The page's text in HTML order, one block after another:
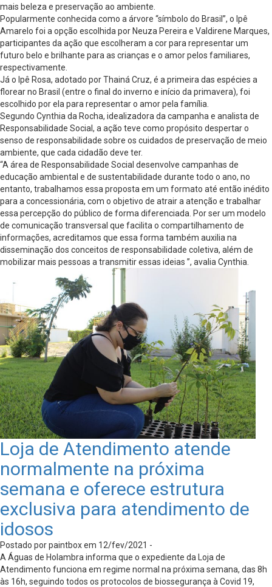
mais beleza e preservação ao ambiente.
Popularmente conhecida como a árvore “símbolo do Brasil”, o Ipê
Amarelo foi a opção escolhida por Neuza Pereira e Valdirene Marques,
participantes da ação que escolheram a cor para representar um
futuro belo e brilhante para as crianças e o amor pelos familiares,
respectivamente.
Já o Ipê Rosa, adotado por Thainá Cruz, é a primeira das espécies a
florear no Brasil (entre o final do inverno e início da primavera), foi
escolhido por ela para representar o amor pela família.
Segundo Cynthia da Rocha, idealizadora da campanha e analista de
Responsabilidade Social, a ação teve como propósito despertar o
senso de responsabilidade sobre os cuidados de preservação de meio
ambiente, que cada cidadão deve ter.
“A área de Responsabilidade Social desenvolve campanhas de
educação ambiental e de sustentabilidade durante todo o ano, no
entanto, trabalhamos essa proposta em um formato até então inédito
para a concessionária, com o objetivo de atrair a atenção e trabalhar
essa percepção do público de forma diferenciada. Por ser um modelo
de comunicação transversal que facilita o compartilhamento de
informações, acreditamos que essa forma também auxilia na
disseminação dos conceitos de responsabilidade coletiva, além de
mobilizar mais pessoas a transmitir essas ideias ”, avalia Cynthia.
Loja de Atendimento atende
normalmente na próxima
semana e oferece estrutura
exclusiva para atendimento de
idosos
Postado por paintbox em 12/fev/2021 -
A Águas de Holambra informa que o expediente da Loja de
Atendimento funciona em regime normal na próxima semana, das 8h
às 16h, seguindo todos os protocolos de biossegurança à Covid 19,